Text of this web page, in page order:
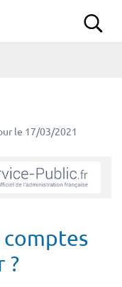
de Seillans
le 17/03/2021
comptes
?